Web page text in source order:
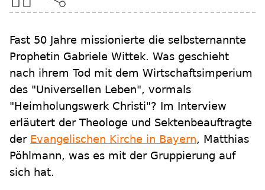
Fast 50 Jahre missionierte die selbsternannte
Prophetin Gabriele Wittek. Was geschieht
nach ihrem Tod mit dem Wirtschaftsimperium
des "Universellen Leben", vormals
"Heimholungswerk Christi"? Im Interview
erläutert der Theologe und Sektenbeauftragte
der Evangelischen Kirche in Bayern, Matthias
Pöhlmann, was es mit der Gruppierung auf
sich hat.